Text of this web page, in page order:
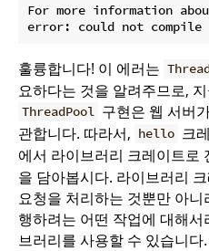
For more information
훌륭합니다! 이 에러는
요하다는 것을 알려주므로,
ThreadPool 구현은 웹 서버
관합니다. 따라서, hello 크
에서 라이브러리 크레이트로
을 담아봅시다. 라이브러리
요청을 처리하는 것뿐만 아
행하려는 어떤 작업에 대해
브러리를 사용할 수 있습니다.